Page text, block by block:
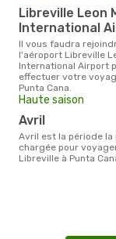
Libreville Leon M'ba
International
Il vous faudra rejoindre
l'aéroport Libreville
International Airport
effectuer votre
Punta Cana.
Haute saison
avril
avril est la période la plus
chargée pour
Libreville à Punta